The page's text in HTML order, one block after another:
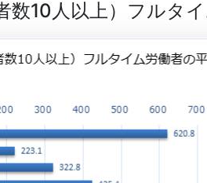
数10人以上）フルタ